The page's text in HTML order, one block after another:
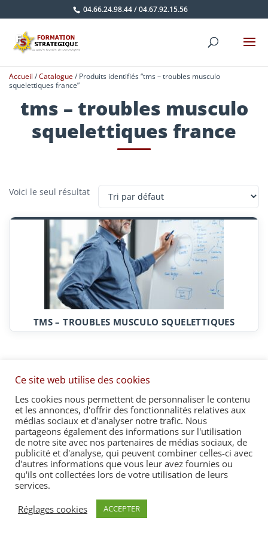
04.66.24.98.44/04.67.92.15.56
Accueil /Catalogue/ Produits identifiés “tms – troubles musculo
squelettiques france”
tms – troubles musculo
squelettiques france
Voici le seul résultat
TMS – TROUBLES MUSCULO SQUELETTIQUES
Accueil
Politique de confidentialité
Recrutement & partenaires
Contact & Infos
Mon compte
Panier
© 2026
Réalisation :Eliodata
Ce site web utilise des cookies
Les cookies nous permettent de personnaliser le contenu
et les annonces, d'offrir des fonctionnalités relatives aux
médias sociaux et d'analyser notre trafic. Nous
partageons également des informations sur l'utilisation
de notre site avec nos partenaires de médias sociaux, de
publicité et d'analyse, qui peuvent combiner celles-ci avec
d'autres informations que vous leur avez fournies ou
qu'ils ont collectées lors de votre utilisation de leurs
services.
Réglages cookies
ACCEPTER